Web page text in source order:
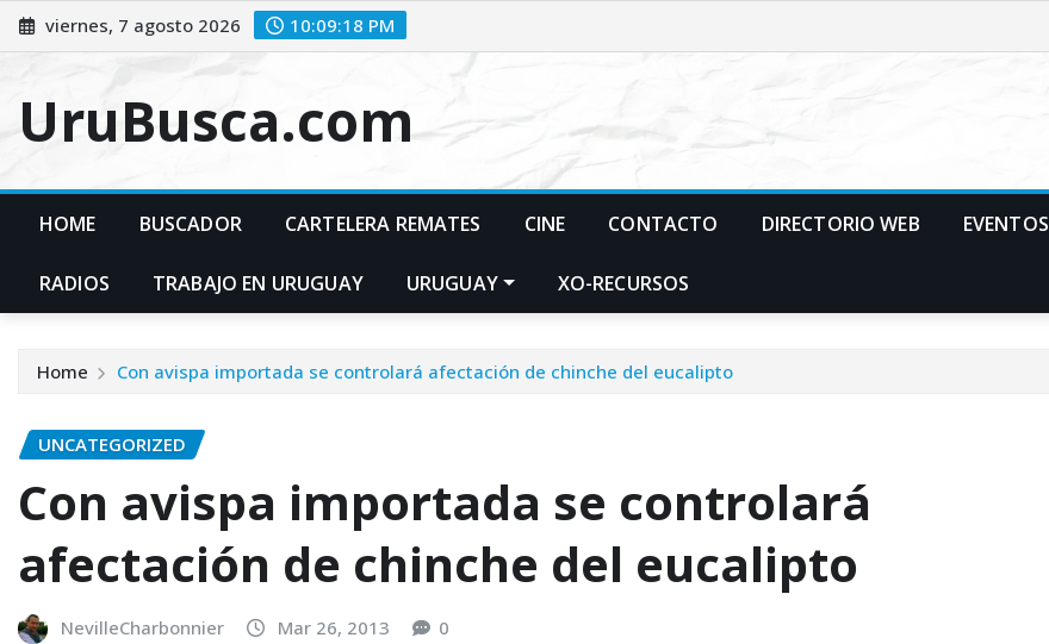
Skip
to
viernes, 7 agosto 2026 10:09:19 PM
UruBusca.com
HOME BUSCADOR CARTELERA REMATES CINE CONTACTO DIRECTORIO WEB EVENTOS
RADIOS TRABAJO EN URUGUAY URUGUAY XO-RECURSOS
Home Con avispa importada se controlará afectación de chinche del eucalipto
UNCATEGORIZED
Con avispa importada se controlará
afectación de chinche del eucalipto
NevilleCharbonnier Mar 26, 2013 0